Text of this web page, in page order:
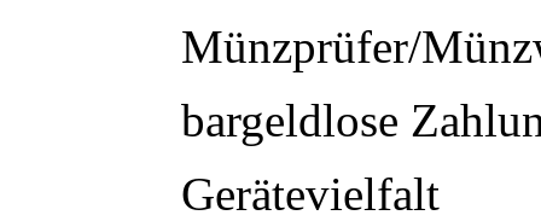
Münzprüfer/
bargeldlose
Gerätevielfalt